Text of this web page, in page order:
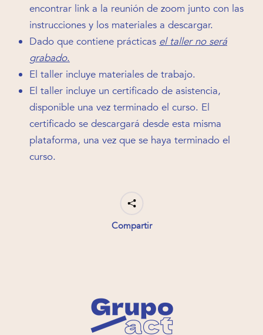
encontrar link a la reunión de zoom junto con las
instrucciones y los materiales a descargar.
Dado que contiene prácticas el taller no será
grabado.
El taller incluye materiales de trabajo.
El taller incluye un certificado de asistencia,
disponible una vez terminado el curso. El
certificado se descargará desde esta misma
plataforma, una vez que se haya terminado el
curso.
Compartir